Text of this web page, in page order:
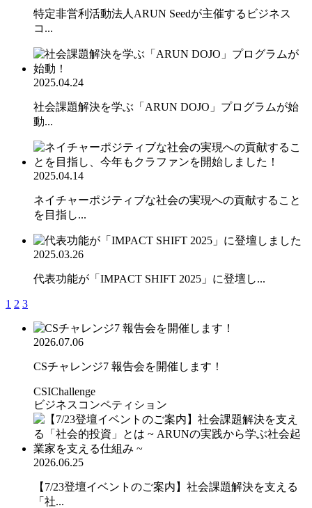
特定非営利活動法人ARUN Seedが主催するビジネス
コ...
2025.04.24
社会課題解決を学ぶ「ARUN DOJO」プログラムが始
動...
2025.04.14
ネイチャーポジティブな社会の実現への貢献すること
を目指し...
2025.03.26
代表功能が「IMPACT SHIFT 2025」に登壇し...
1 2 3
2026.07.06
CSチャレンジ7 報告会を開催します！
CSIChallenge
ビジネスコンペティション
2026.06.25
【7/23登壇イベントのご案内】社会課題解決を支える
「社...